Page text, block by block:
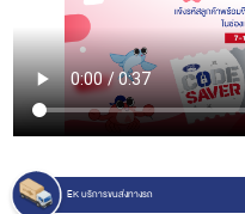
EK บริการขนส่งทางรถ